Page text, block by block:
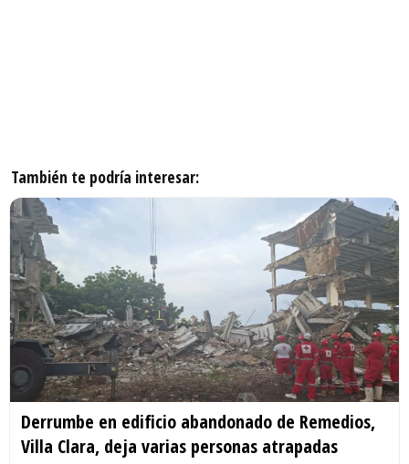
También te podría interesar:
Derrumbe en edificio abandonado de Remedios,
Villa Clara, deja varias personas atrapadas